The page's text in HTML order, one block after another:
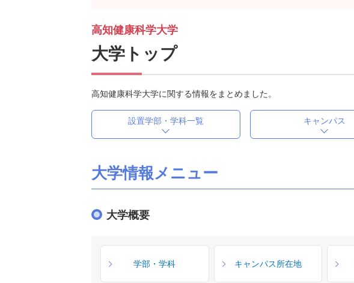
高知健康科学大学
大学トップ
高知健康科学大学に関する情報をまとめました。
設置学部・学科一覧 キャンパス
大学情報メニュー
大学概要
学部・学科 キャンパス所在地